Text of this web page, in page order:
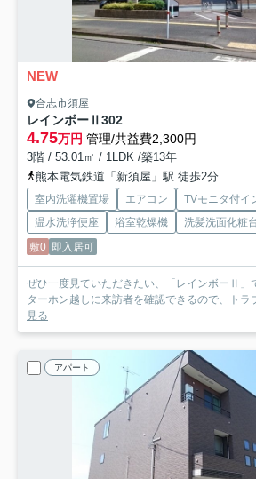
NEW
合志市須屋
レインボーⅡ 302
4.75万円 管理/共益費2,300円
3階 / 53.01㎡ / 1LDK /築13年
熊本電気鉄道「新須屋」駅 徒歩2分
室内洗濯機置場 エアコン
TVモニタ付イ
温水洗浄便座
浴室乾燥機
洗髪洗面化粧
敷0 即入居可
ぜひ一度見ていただきたい、「レインボーⅡ」
ターホン越しに来訪者を確認できるので、トラ
見る
アパート